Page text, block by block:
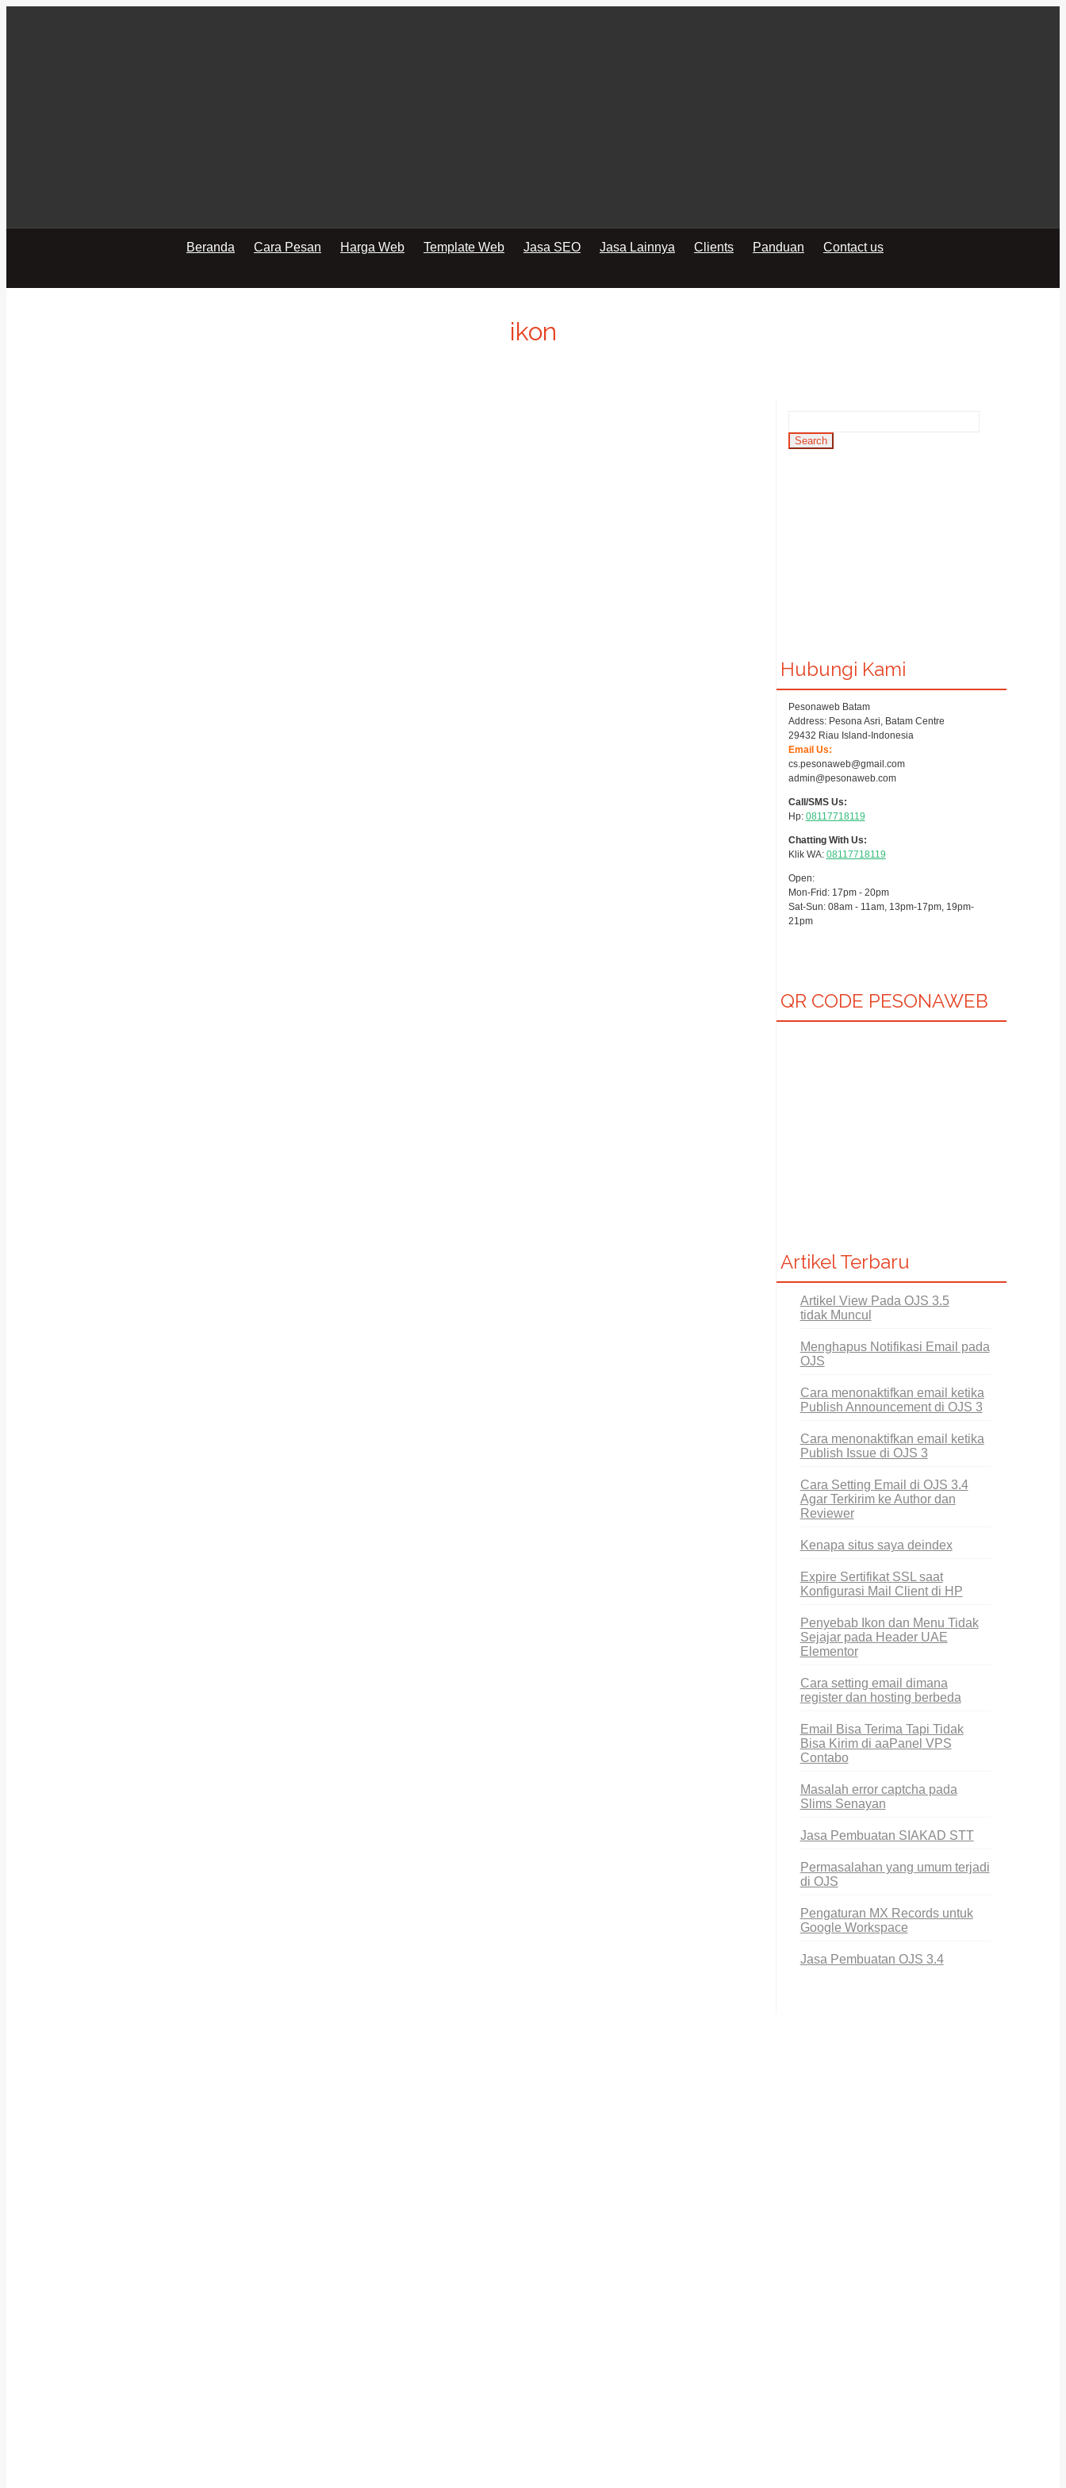
Beranda Cara Pesan Harga Web Template Web Jasa SEO Jasa Lainnya Clients Panduan Contact us
ikon
Hubungi Kami
Pesonaweb Batam
Address: Pesona Asri, Batam Centre
29432 Riau Island-Indonesia
Email Us:
cs.pesonaweb@gmail.com
admin@pesonaweb.com
Call/SMS Us:
Hp: 08117718119
Chatting With Us:
Klik WA: 08117718119
Open:
Mon-Frid: 17pm - 20pm
Sat-Sun: 08am - 11am, 13pm-17pm, 19pm-
21pm
QR CODE PESONAWEB
Artikel Terbaru
Artikel View Pada OJS 3.5
tidak Muncul
Menghapus Notifikasi Email pada
OJS
Cara menonaktifkan email ketika
Publish Announcement di OJS 3
Cara menonaktifkan email ketika
Publish Issue di OJS 3
Cara Setting Email di OJS 3.4
Agar Terkirim ke Author dan
Reviewer
Kenapa situs saya deindex
Expire Sertifikat SSL saat
Konfigurasi Mail Client di HP
Penyebab Ikon dan Menu Tidak
Sejajar pada Header UAE
Elementor
Cara setting email dimana
register dan hosting berbeda
Email Bisa Terima Tapi Tidak
Bisa Kirim di aaPanel VPS
Contabo
Masalah error captcha pada
Slims Senayan
Jasa Pembuatan SIAKAD STT
Permasalahan yang umum terjadi
di OJS
Pengaturan MX Records untuk
Google Workspace
Jasa Pembuatan OJS 3.4